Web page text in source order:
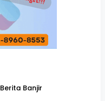
Berita Banjir